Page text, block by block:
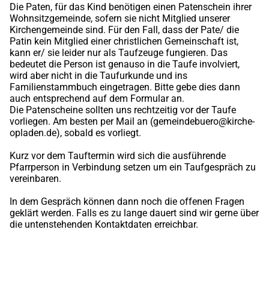
Die Paten, für das Kind benötigen einen Patenschein ihrer
Wohnsitzgemeinde, sofern sie nicht Mitglied unserer
Kirchengemeinde sind. Für den Fall, dass der Pate/ die
Patin kein Mitglied einer christlichen Gemeinschaft ist,
kann er/ sie leider nur als Taufzeuge fungieren. Das
bedeutet die Person ist genauso in die Taufe involviert,
wird aber nicht in die Taufurkunde und ins
Familienstammbuch eingetragen. Bitte gebe dies dann
auch entsprechend auf dem Formular an.
Die Patenscheine sollten uns rechtzeitig vor der Taufe
vorliegen. Am besten per Mail an (gemeindebuero@kirche-
opladen.de), sobald es vorliegt.
Kurz vor dem Tauftermin wird sich die ausführende
Pfarrperson in Verbindung setzen um ein Taufgespräch zu
vereinbaren.
In dem Gespräch können dann noch die offenen Fragen
geklärt werden. Falls es zu lange dauert sind wir gerne über
die untenstehenden Kontaktdaten erreichbar.